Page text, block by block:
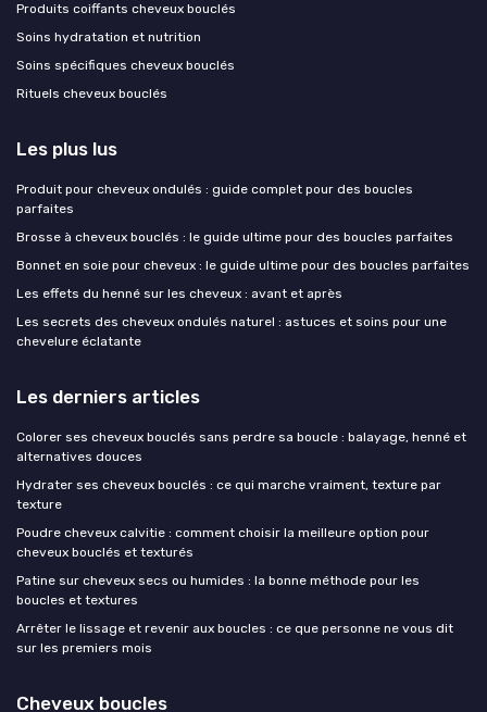
Produits coiffants cheveux bouclés
Soins hydratation et nutrition
Soins spécifiques cheveux bouclés
Rituels cheveux bouclés
Les plus lus
Produit pour cheveux ondulés : guide complet pour des boucles
parfaites
Brosse à cheveux bouclés : le guide ultime pour des boucles parfaites
Bonnet en soie pour cheveux : le guide ultime pour des boucles parfaites
Les effets du henné sur les cheveux : avant et après
Les secrets des cheveux ondulés naturel : astuces et soins pour une
chevelure éclatante
Les derniers articles
Colorer ses cheveux bouclés sans perdre sa boucle : balayage, henné et
alternatives douces
Hydrater ses cheveux bouclés : ce qui marche vraiment, texture par
texture
Poudre cheveux calvitie : comment choisir la meilleure option pour
cheveux bouclés et texturés
Patine sur cheveux secs ou humides : la bonne méthode pour les
boucles et textures
Arrêter le lissage et revenir aux boucles : ce que personne ne vous dit
sur les premiers mois
Cheveux boucles